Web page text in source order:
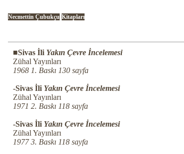
Necmettin Çubukçu Kitapları
■Sivas İli Yakın Çevre İncelemesi
Zühal Yayınları
1968 1. Baskı 130 sayfa
-Sivas İli Yakın Çevre İncelemesi
Zühal Yayınları
1971 2. Baskı 118 sayfa
-Sivas İli Yakın Çevre İncelemesi
Zühal Yayınları
1977 3. Baskı 118 sayfa